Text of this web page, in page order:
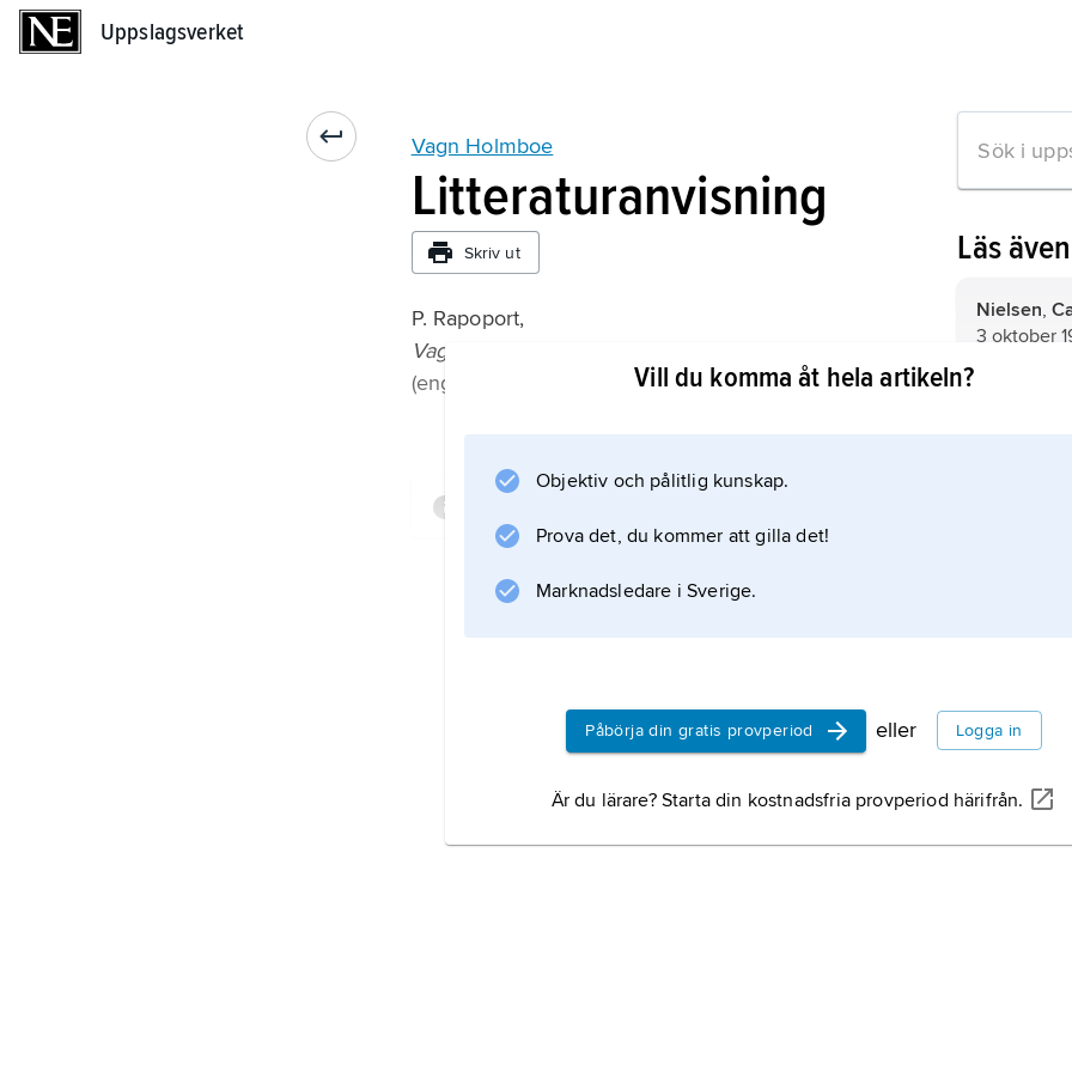
Uppslagsverket
Vagn Holmboe
Litteraturanvisning
Skriv ut
P. Rapoport,
Vagn Holmboe
(engelska, 2:a upplagan 1979).Vill du komma åt hela artikeln?
Objektiv och pålitlig kunskap.
Prova det, du kommer att gilla det!
Marknadsledare i Sverige.
Påbörja din gratis provperiod eller Logga in
Är du lärare? Starta din kostnadsfria provperiod härifrån.
Läs
Nielsen,
3 oktober
4
sitt lands